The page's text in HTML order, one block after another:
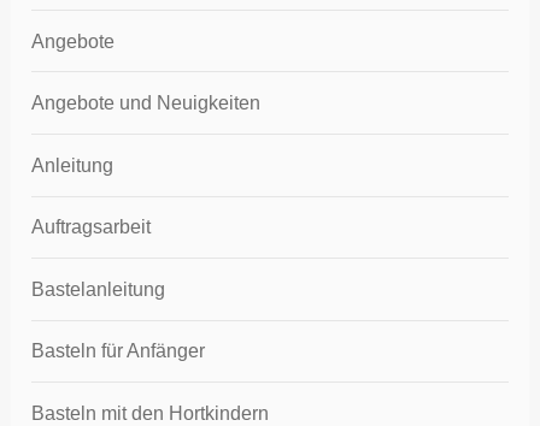
Angebote
Angebote und Neuigkeiten
Anleitung
Auftragsarbeit
Bastelanleitung
Basteln für Anfänger
Basteln mit den Hortkindern